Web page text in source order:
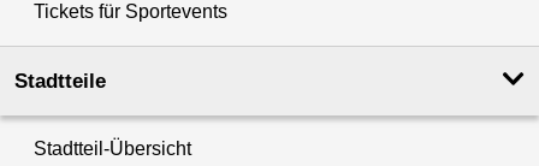
Tickets für Sportevents
Stadtteile
Stadtteil-Übersicht